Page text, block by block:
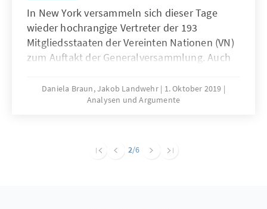
In New York versammeln sich dieser Tage
wieder hochrangige Vertreter der 193
Mitgliedsstaaten der Vereinten Nationen (VN)
zum Auftakt der Generalversammlung. Auch
Weltgremium wieder lautstark
hervorgebracht: Zwar debattiere man in New
Herausforderungen bewältigt und Konflikte
Daniela Braun, Jakob Landwehr
1. Oktober 2019
Analysen und Argumente
2/6